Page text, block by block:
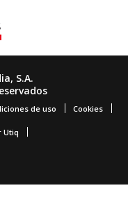
S.A.
de uso Cookies
Utiq